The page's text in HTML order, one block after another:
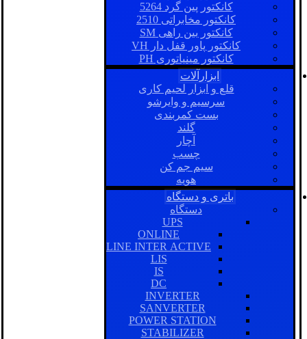
کانکتور پین گرد 5264
کانکتور مخابراتی 2510
کانکتور بین راهی SM
کانکتور پاور قفل دار VH
کانکتور مینیاتوری PH
ابزارآلات
قلع و ابزار لحیم کاری
سرسیم و وایرشو
بست کمربندی
گلند
آچار
چسب
سیم جم کن
هویه
باتری و دستگاه
دستگاه
UPS
ONLINE
LINE INTER ACTIVE
LIS
IS
DC
INVERTER
SANVERTER
POWER STATION
STABILIZER